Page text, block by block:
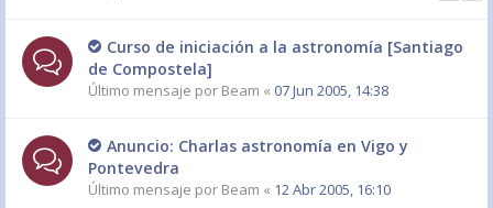
Curso de iniciación a la astronomía [Santiago
de Compostela]
Último mensaje por Beam « 07 Jun 2005, 14:38
Anuncio: Charlas astronomía en Vigo y
Pontevedra
Último mensaje por Beam « 12 Abr 2005, 16:10